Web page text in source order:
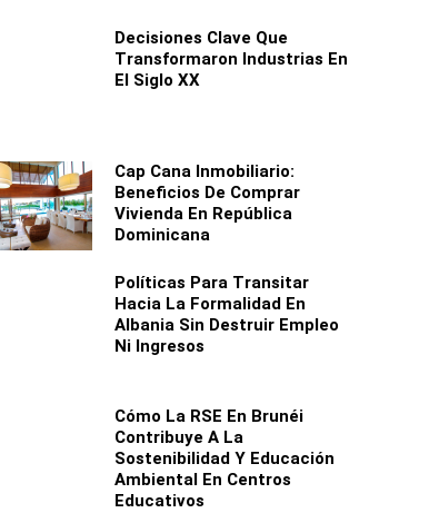
Decisiones Clave Que
Transformaron Industrias En
El Siglo XX
Cap Cana Inmobiliario:
Beneficios De Comprar
Vivienda En República
Dominicana
Políticas Para Transitar
Hacia La Formalidad En
Albania Sin Destruir Empleo
Ni Ingresos
Cómo La RSE En Brunéi
Contribuye A La
Sostenibilidad Y Educación
Ambiental En Centros
Educativos